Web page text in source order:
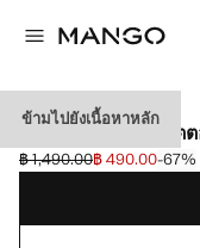
ข้ามไปยังเนื้อหาหลัก
เสื้อยืดถักบางผ้าคอต
ลดราคาเริ่มต้น [฿
฿ 1,490.00
ราคาปัจจุบัน [฿ 490.00 ]
฿ 490.00-67%
เลือกสี